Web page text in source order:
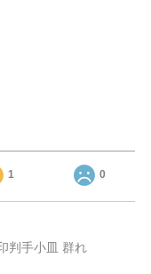
1 0
判手小皿 群れ